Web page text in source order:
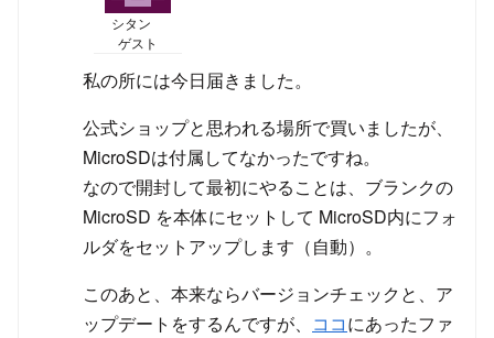
シタン
ゲスト
私の所には今日届きました。
公式ショップと思われる場所で買いましたが、
MicroSDは付属してなかったですね。
なので開封して最初にやることは、ブランクの
MicroSD を本体にセットして MicroSD内にフォ
ルダをセットアップします（自動）。
このあと、本来ならバージョンチェックと、ア
ップデートをするんですが、 ココにあったファ